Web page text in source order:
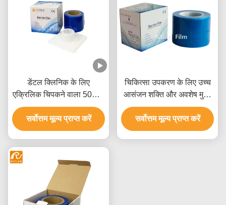
डेंटल क्लिनिक के लिए
एक्रिलिक चिपकने वाला 50mic
पीई प्लास्टिक बैरियर फिल्म
सर्वोत्तम मूल्य प्राप्त करें
चिकित्सा उपकरण के लिए उच्च
आसंजन शक्ति और अवशेष मुक्त
हटाने के साथ टिकाऊ कोर पीई
सुरक्षात्मक फिल्म
सर्वोत्तम मूल्य प्राप्त करें